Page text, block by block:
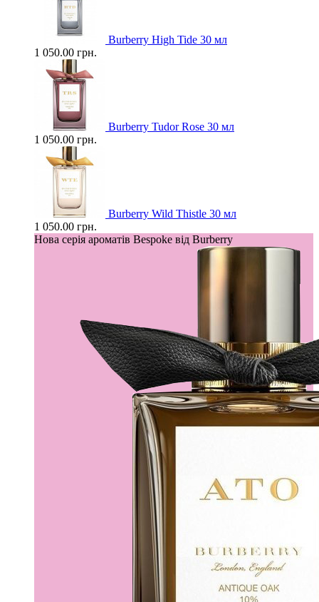
Burberry High Tide 30 мл
1 050.00 грн.
Burberry Tudor Rose 30 мл
1 050.00 грн.
Burberry Wild Thistle 30 мл
1 050.00 грн.
Нова серія ароматів Bespoke від Burberry